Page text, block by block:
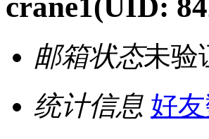
邮箱状态未验
统计信息 好